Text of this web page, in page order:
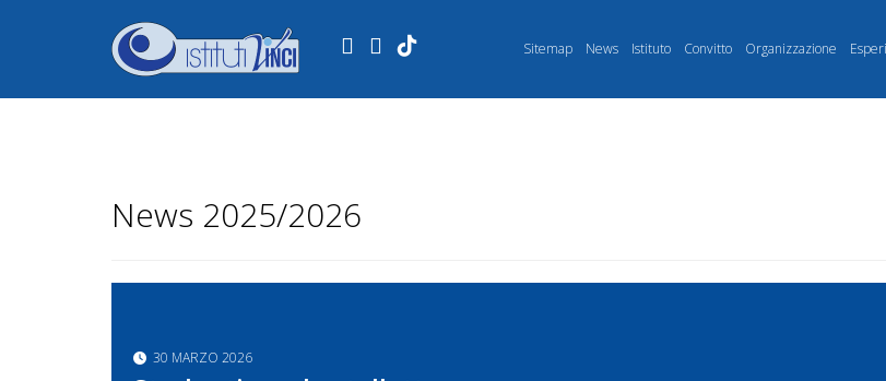
Sitemap News Istituto Convitto Organizzazione
.
News 2025/2026
30 MARZO 2026